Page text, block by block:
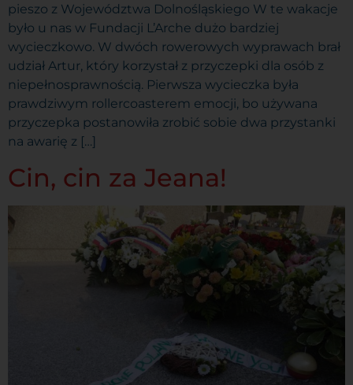
pieszo z Województwa Dolnośląskiego W te wakacje
było u nas w Fundacji L’Arche dużo bardziej
wycieczkowo. W dwóch rowerowych wyprawach brał
udział Artur, który korzystał z przyczepki dla osób z
niepełnosprawnością. Pierwsza wycieczka była
prawdziwym rollercoasterem emocji, bo używana
przyczepka postanowiła zrobić sobie dwa przystanki
na awarię z […]
Cin, cin za Jeana!